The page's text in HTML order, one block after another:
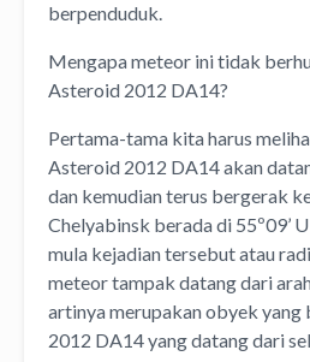
berpenduduk.
Mengapa meteor ini tidak
Asteroid 2012 DA14?
Pertama-tama kita harus
Asteroid 2012 DA14 akan
dan kemudian terus bergerak
Chelyabinsk berada di 55º09’
mula kejadian tersebut atau
meteor tampak datang dari
artinya merupakan obyek
2012 DA14 yang datang dari